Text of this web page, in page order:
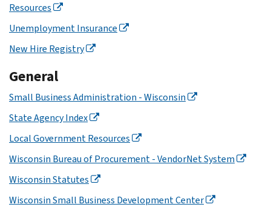
Resources
Unemployment Insurance
New Hire Registry
General
Small Business Administration - Wisconsin
State Agency Index
Local Government Resources
Wisconsin Bureau of Procurement - VendorNet System
Wisconsin Statutes
Wisconsin Small Business Development Center